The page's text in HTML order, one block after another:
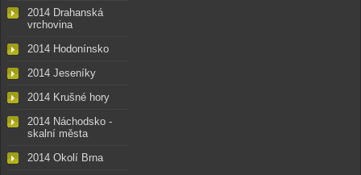
2014 Drahanská
vrchovina
2014 Hodonínsko
2014 Jeseníky
2014 Krušné hory
2014 Náchodsko -
skalní města
2014 Okolí Brna